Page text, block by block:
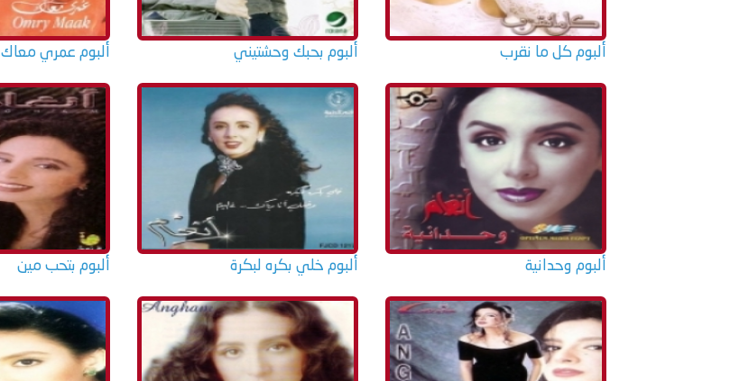
ألبوم كل ما نقرب ألبوم بحبك وحشتيني ألبوم عمري معاك
ألبوم وحدانية ألبوم خلي بكره لبكرة ألبوم بتحب مين